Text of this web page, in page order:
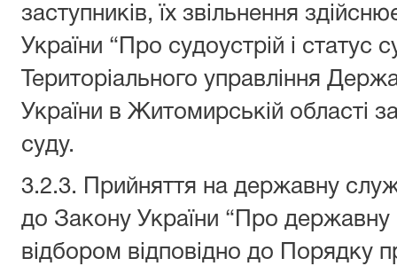
заступників, їх звільнення
України “Про судоустрій і статус
Територіального управління
України в Житомирській області
суду.
3.2.3. Прийняття на державну
до Закону України “Про
відбором відповідно до Порядку